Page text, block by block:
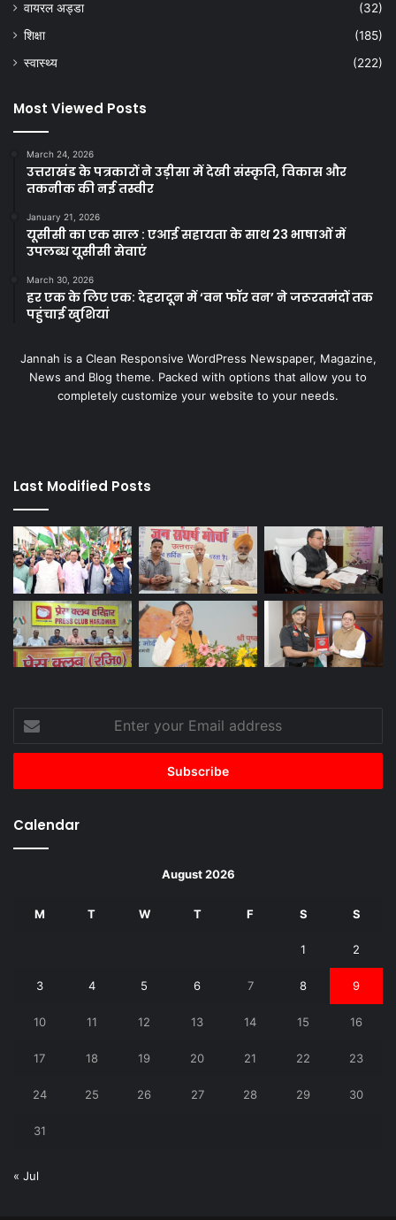
वायरल अड्डा
(32)
शिक्षा
(185)
स्वास्थ्य
(222)
Most Viewed Posts
March 24, 2026
उत्तराखंड के पत्रकारों ने उड़ीसा में देखी संस्कृति, विकास और
तकनीक की नई तस्वीर
January 21, 2026
यूसीसी का एक साल : एआई सहायता के साथ 23 भाषाओं में
उपलब्ध यूसीसी सेवाएं
March 30, 2026
हर एक के लिए एक: देहरादून में ‘वन फॉर वन’ ने जरूरतमंदों तक
पहुंचाई खुशियां
Jannah is a Clean Responsive WordPress Newspaper, Magazine,
News and Blog theme. Packed with options that allow you to
completely customize your website to your needs.
Last Modified Posts
Enter
your
Email
Calendar
August 2026
M T W T F S S
1 2
3 4 5 6 7 8 9
10 11 12 13 14 15 16
17 18 19 20 21 22 23
24 25 26 27 28 29 30
31
« Jul